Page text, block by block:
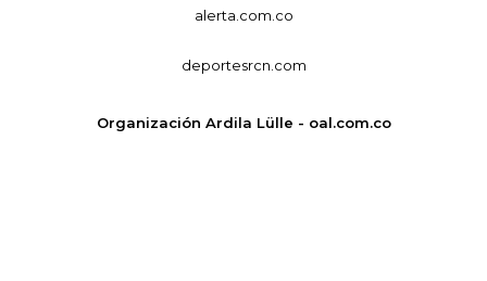
alerta.com.co
deportesrcn.com
Organización Ardila Lülle - oal.com.co